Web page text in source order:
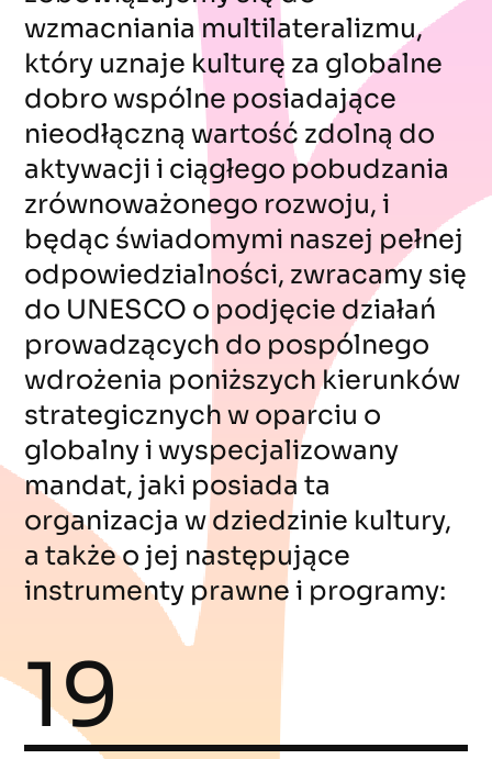
wzmacniania multilateralizmu,
który uznaje kulturę za globalne
dobro wspólne posiadające
nieodłączną wartość zdolną do
aktywacji i ciągłego pobudzania
zrównoważonego rozwoju, i
będąc świadomymi naszej pełnej
odpowiedzialności, zwracamy się
do UNESCO o podjęcie działań
prowadzących do pospólnego
wdrożenia poniższych kierunków
strategicznych w oparciu o
globalny i wyspecjalizowany
mandat, jaki posiada ta
organizacja w dziedzinie kultury,
a także o jej następujące
instrumenty prawne i programy:
19